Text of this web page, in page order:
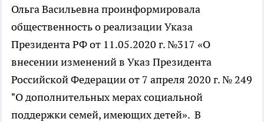
Ольга Васильевна проинформировала
общественность о реализации Указа
Президента РФ от 11.05.2020 г. №317 «О
внесении изменений в Указ Президента
Российской Федерации от 7 апреля 2020 г. № 249
"О дополнительных мерах социальной
поддержки семей, имеющих детей». В